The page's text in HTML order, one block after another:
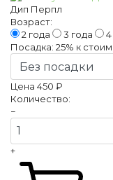
Дип Перпл
Возраст:
2 года
3 года 4
Посадка: 25% к
Цена 450 ₽
Количество:
−
+